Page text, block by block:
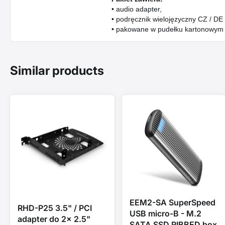
• audio adapter,
• podręcznik wielojęzyczny CZ /
• pakowane w pudełku
Similar products
RHD-P25 3.5" / PCI
adapter do 2x 2.5"
EEM2-SA SuperSpeed
USB micro-B - M.2